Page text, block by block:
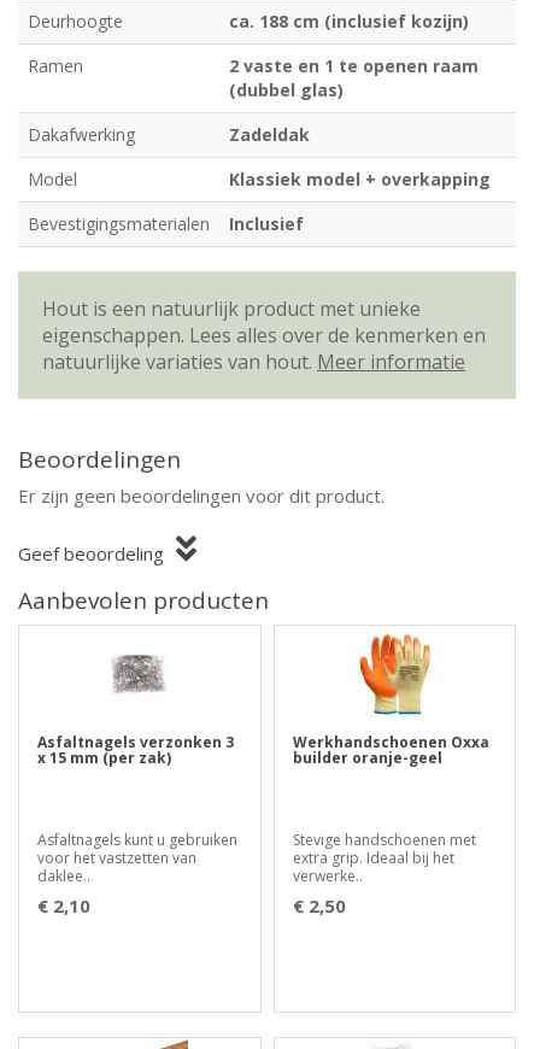
Deurhoogte
ca. 188 cm (inclusief kozijn)
Ramen
2 vaste en 1 te openen raam
(dubbel glas)
Dakafwerking
Zadeldak
Model
Klassiek model + overkapping
Bevestigingsmaterialen
Inclusief
Hout is een natuurlijk product met unieke
eigenschappen. Lees alles over de kenmerken en
natuurlijke variaties van hout. Meer informatie
Beoordelingen
Er zijn geen beoordelingen voor dit product.
Geef beoordeling
Aanbevolen producten
Asfaltnagels verzonken 3
x 15 mm (per zak)
Asfaltnagels kunt u gebruiken
voor het vastzetten van
daklee..
€ 2,10
Werkhandschoenen Oxxa
builder oranje-geel
Stevige handschoenen met
extra grip. Ideaal bij het
verwerke..
€ 2,50